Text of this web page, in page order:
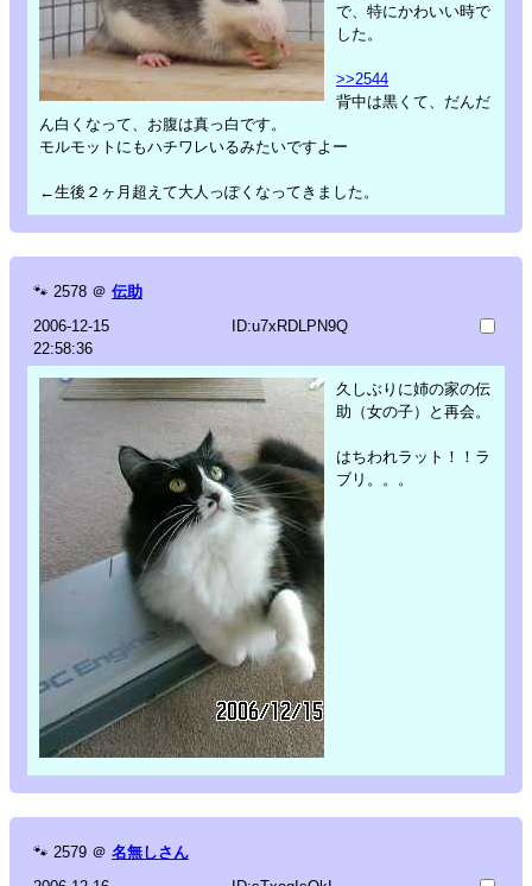
で、特にかわいい時で
した。
>>2544
背中は黒くて、だんだ
ん白くなって、お腹は真っ白です。
モルモットにもハチワレいるみたいですよー
←生後２ヶ月超えて大人っぽくなってきました。
🐾 2578 ＠ 伝助
2006-12-15
22:58:36
ID:u7xRDLPN9Q
久しぶりに姉の家の伝
助（女の子）と再会。
はちわれラット！！ラ
ブリ。。。
🐾 2579 ＠ 名無しさん